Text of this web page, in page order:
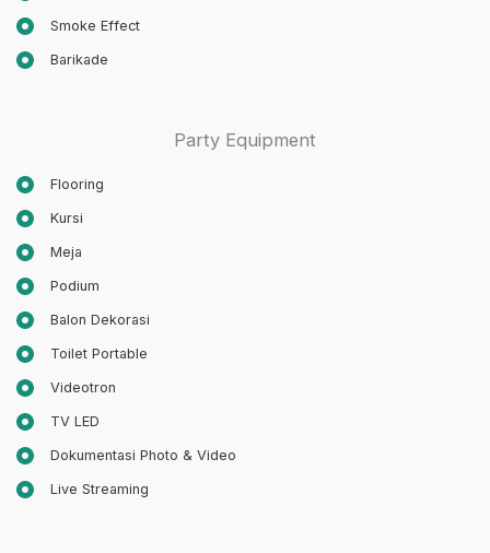
Smoke Effect
Barikade
Party Equipment
Flooring
Kursi
Meja
Podium
Balon Dekorasi
Toilet Portable
Videotron
TV LED
Dokumentasi Photo & Video
Live Streaming